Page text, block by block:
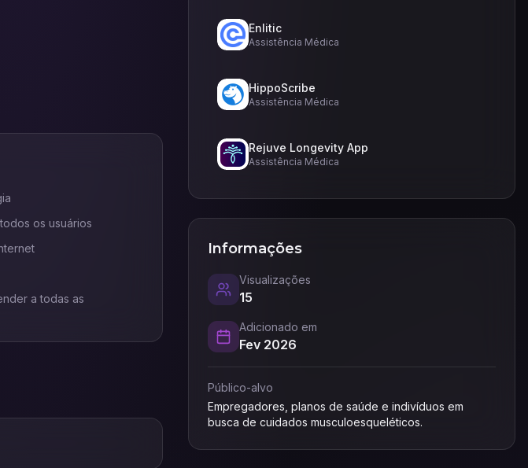
os usuários
a todas as
Enlitic
Assistência Médica
HippoScribe
Assistência Médica
Rejuve Longevity App
Assistência Médica
Informações
Visualizações
15
Adicionado em
Fev 2026
Público-alvo
Empregadores, planos de saúde e indivíduos em
busca de cuidados musculoesqueléticos.